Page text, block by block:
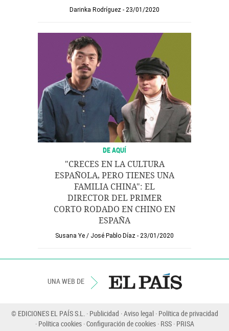
Darinka Rodríguez 23/01/2020
DE AQUÍ
"CRECES EN LA CULTURA
ESPAÑOLA, PERO TIENES UNA
FAMILIA CHINA": EL
DIRECTOR DEL PRIMER
CORTO RODADO EN CHINO EN
ESPAÑA
Susana Ye / José Pablo Díaz 23/01/2020
UNA WEB DE
© EDICIONES EL PAÍS S.L. Publicidad Aviso legal Política de privacidad
Política cookies Configuración de cookies RSS PRISA